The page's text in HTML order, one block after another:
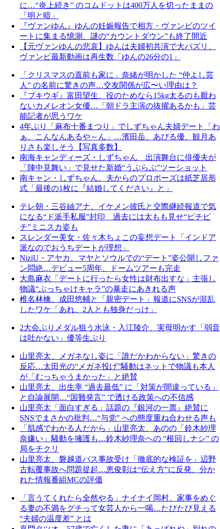
に…“炎上続き” のコムドットは400万人を切ったままの
「明と暗」
『ヴァンゆん』ゆんの妊娠報告で相方・ヴァンビのツイ
ートに集まる憶測、謎の“カウントダウン”も終了間近
【元ヴァンゆんの悲哀】ゆんは夫婦初共演で大バズリ、
ヴァンビ最新動画は再生数「ゆんの26分の1」
「クリスマスの直前も家に」奈緒が明かした “仲よし芸
人” の名前に驚きの声…交友関係が広〜い理由は？
『ブキウギ』富田望生、役のためなら15kg太るのも厭わ
ないカメレオン女優…「朝ドラ主演の抜擢あるかも」芸
能記者が思うワケ
4年ぶり「麻布十番まつり」でしずちゃん夫婦デート「わ
ぁ、こんなんあるや～ん」…濱田岳、あびる優、観月あ
りさも楽しそう【写真多数】
南海キャンディーズ・しずちゃん 出演舞台に俳優夫が
「陣中見舞い」で見せた新婚“うぶらぶ”ツーショット
南キャン・しずちゃん、夫からのプロポーズは紙芝居形
式「最後の1枚に『結婚してください』と」
テレ朝・三谷紬アナ、イケメン彼氏と交際継続報道で気
になる“ド派手私服”封印 過去には太もも見せ“ピチピ
チ”ミニスカ姿も
スレンダー美女・佐々木ちょこの妄想デート「インドア
派なのでおうちデートが理想」
NiziU・アヤカ、マヤとソウルでの“デート”姿公開しファ
ン悶絶…デビュー5周年、ドームツアーも完走
大島麻衣「デートに行ったら女性は財布出すな」主張し
物議“ぶっちゃけキャラ”の暴走にあきれる声
椎名林檎、成田悠輔と「親密デート」報道にSNSが混乱
したワケ「あれ、2人とも独身だっけ」
2大会ぶりメダル狙う水泳・入江陵介、実母明かす「弱音
は吐かない」優等生ぶり
山里亮太、メガネなし姿に「誰だかわからない」驚きの
反応…太田光の“メガネ投げ”騒動はネットで物議も本人
が「むっちゃうまかった」と絶賛
山里亮太、出生率 “過去最低” に「対策が間違っている」
と自論展開…“国難発言” で透ける政策への不信感
山里亮太「面白すぎる」話題の『銀河の一票』絶賛に
SNSでまさかの批判…“与党” への態度重ね合わせる声も
「肌感でわかる人だから」山里亮太、あのの「鈴木紗理
奈嫌い」騒動を擁護も…鈴木紗理奈への “根回しナシ” の
局をチクリ
山里亮太、磐越道バス事故受け「徹底的な検証を」辺野
古転覆事故へ問題提起…恵俊彰は“伝え方”に反発、分か
れた情報番組MCの評価
「言うてくれたら全然やる」ナイナイ岡村、家事をめぐ
る妻の不満をグチって女芸人から一喝…たびたび見える
“夫婦の温度差” とは